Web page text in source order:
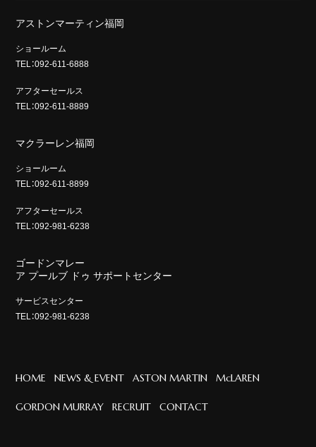
アストンマーティン福岡
ショールーム
TEL：092-611-6888
アフターセールス
TEL：092-611-8889
マクラーレン福岡
ショールーム
TEL：092-611-8899
アフターセールス
TEL：092-981-6238
ゴードンマレー
ア プールブ ドゥ サポートセンター
サービスセンター
TEL：092-981-6238
HOME NEWS & EVENT ASTON MARTIN McLAREN
GORDON MURRAY RECRUIT CONTACT